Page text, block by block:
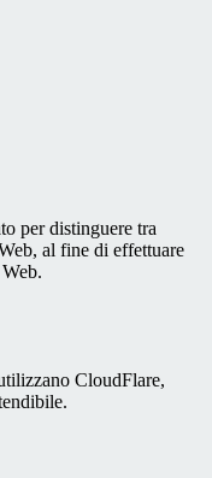
per distinguere tra
al fine di effettuare
CloudFlare,